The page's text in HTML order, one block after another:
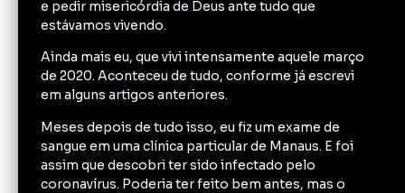
e pedir misericórdia de Deus ante tudo que
estávamos vivendo.
Ainda mais eu, que vivi intensamente aquele março
de 2020. Aconteceu de tudo, conforme já escrevi
em alguns artigos anteriores.
Meses depois de tudo isso, eu fiz um exame de
sangue em uma clínica particular de Manaus. E foi
assim que descobri ter sido infectado pelo
coronavírus. Poderia ter feito bem antes, mas o